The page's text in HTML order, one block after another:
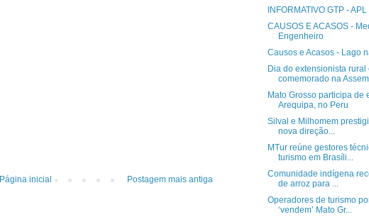
Postagem mais antiga
Página inicial
INFORMATIVO GTP - APL
CAUSOS E ACASOS -
Engenheiro
Causos e Acasos - Lago
Dia do extensionista rural
comemorado na
Mato Grosso participa de
Arequipa, no Peru
Silval e Milhomem
nova direção...
MTur reúne gestores
turismo em Brasíli...
Comunidade indígena
de arroz para ...
Operadores de turismo
‘vendem’ Mato Gr...